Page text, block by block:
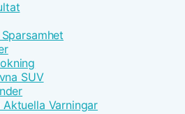
SUV
Varningar